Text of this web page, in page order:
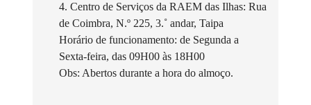
4. Centro de Serviços da RAEM das Ilhas: Rua
de Coimbra, N.º 225, 3.˚ andar, Taipa
Horário de funcionamento: de Segunda a
Sexta-feira, das 09H00 às 18H00
Obs: Abertos durante a hora do almoço.